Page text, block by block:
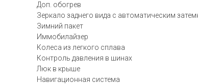
Доп. обогрев
Зеркало заднего вида с автоматическим
Зимний пакет
Иммобилайзер
Колеса из легкого сплава
Контроль давления в шинах
Люк в крыше
Навигационная система